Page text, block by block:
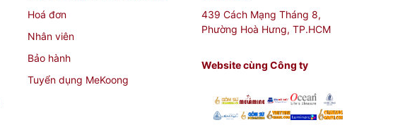
đâu giá rẻ?
Hoá đơn
Nhân viên
Bảo hành
Tuyển dụng MeKoong
439 Cách Mạng Tháng 8,
Phường Hoà Hưng, TP.HCM
Website cùng Công ty